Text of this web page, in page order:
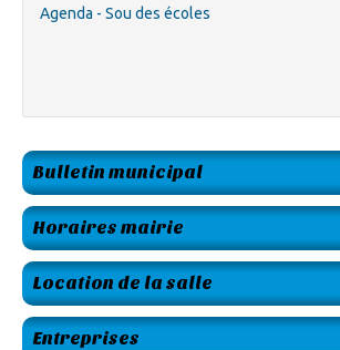
Agenda - Sou des écoles
Bulletin municipal
Horaires mairie
Location de la salle
Entreprises